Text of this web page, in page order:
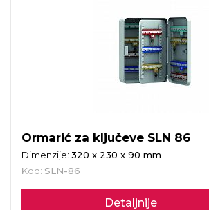
Ormarić za ključeve SLN 86
Dimenzije: 320 x 230 x 90 mm
Kod: SLN-86
Detaljnije